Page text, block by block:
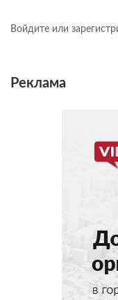
Войдите или
Реклама